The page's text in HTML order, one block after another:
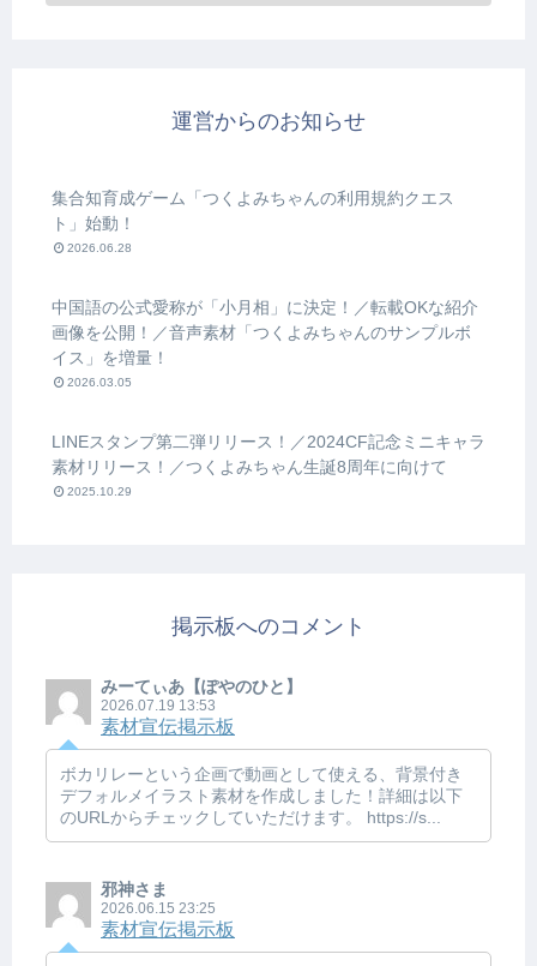
運営からのお知らせ
集合知育成ゲーム「つくよみちゃんの利用規約クエス
ト」始動！
2026.06.28
中国語の公式愛称が「小月相」に決定！／転載OKな紹介
画像を公開！／音声素材「つくよみちゃんのサンプルボ
イス」を増量！
2026.03.05
LINEスタンプ第二弾リリース！／2024CF記念ミニキャラ
素材リリース！／つくよみちゃん生誕8周年に向けて
2025.10.29
掲示板へのコメント
みーてぃあ【ぽやのひと】
2026.07.19 13:53
素材宣伝掲示板
ボカリレーという企画で動画として使える、背景付き
デフォルメイラスト素材を作成しました！詳細は以下
のURLからチェックしていただけます。 https://s...
邪神さま
2026.06.15 23:25
素材宣伝掲示板